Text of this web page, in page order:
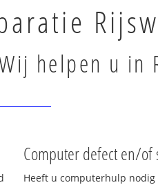
helpen u in
Computer defect en/
Heeft u computerhulp